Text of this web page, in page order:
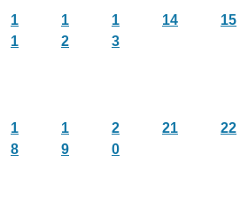
1
1
1
2
1
3
14 15
1
8
1
9
2
0
21 22